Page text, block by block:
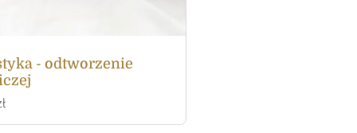
- odtworzenie